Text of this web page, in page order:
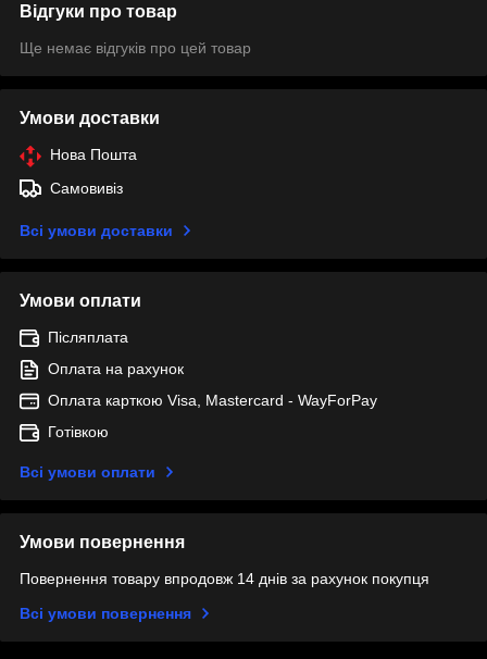
Відгуки про товар
Ще немає відгуків про цей товар
Умови доставки
Нова Пошта
Самовивіз
Всі умови доставки
Умови оплати
Післяплата
Оплата на рахунок
Оплата карткою Visa, Mastercard - WayForPay
Готівкою
Всі умови оплати
Умови повернення
Повернення товару впродовж 14 днів за рахунок покупця
Всі умови повернення